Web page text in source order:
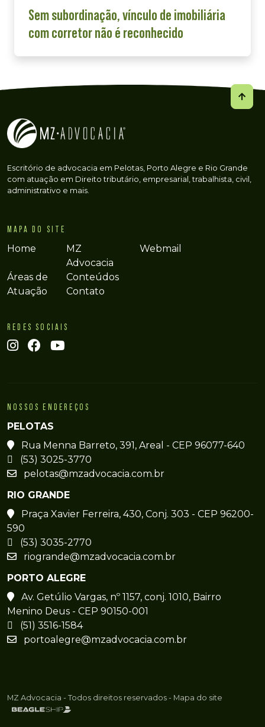
Sem subordinação, vínculo de imobiliária
com corretor não é reconhecido
Escritório de advocacia em Pelotas, Porto Alegre e Rio Grande
com atuação em Direito tributário, empresarial, trabalhista, civil,
administrativo e mais.
MAPA DO SITE
Home
MZ
Advocacia
Áreas de
Atuação
Conteúdos
Contato
Webmail
REDES SOCIAIS
NOSSOS ENDEREÇOS
PELOTAS
Rua Menna Barreto, 391, Areal - CEP 96077-640
(53) 3025-3770
pelotas@mzadvocacia.com.br
RIO GRANDE
Praça Xavier Ferreira, 430, Conj. 303 - CEP 96200-
590
(53) 3035-2770
riogrande@mzadvocacia.com.br
PORTO ALEGRE
Av. Getúlio Vargas, nº 1157, conj. 1010, Bairro
Menino Deus - CEP 90150-001
(51) 3516-1584
portoalegre@mzadvocacia.com.br
MZ Advocacia - Todos direitos reservados - Mapa do site